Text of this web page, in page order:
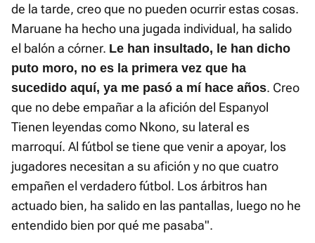
de la tarde, creo que no pueden ocurrir estas cosas.
Maruane ha hecho una jugada individual, ha salido
el balón a córner. Le han insultado, le han dicho
puto moro, no es la primera vez que ha
sucedido aquí, ya me pasó a mí hace años. Creo
que no debe empañar a la afición del Espanyol
Tienen leyendas como Nkono, su lateral es
marroquí. Al fútbol se tiene que venir a apoyar, los
jugadores necesitan a su afición y no que cuatro
empañen el verdadero fútbol. Los árbitros han
actuado bien, ha salido en las pantallas, luego no he
entendido bien por qué me pasaba".